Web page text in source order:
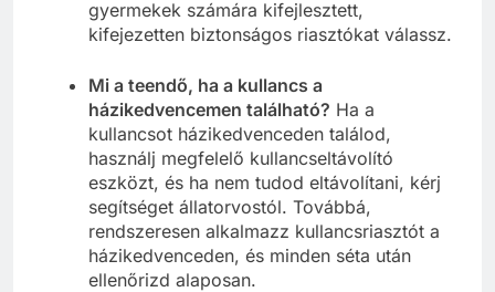
gyermekek számára kifejlesztett,
kifejezetten biztonságos riasztókat válassz.
Mi a teendő, ha a kullancs a
házikedvencemen található? Ha a
kullancsot házikedvenceden találod,
használj megfelelő kullancseltávolító
eszközt, és ha nem tudod eltávolítani, kérj
segítséget állatorvostól. Továbbá,
rendszeresen alkalmazz kullancsriasztót a
házikedvenceden, és minden séta után
ellenőrizd alaposan.